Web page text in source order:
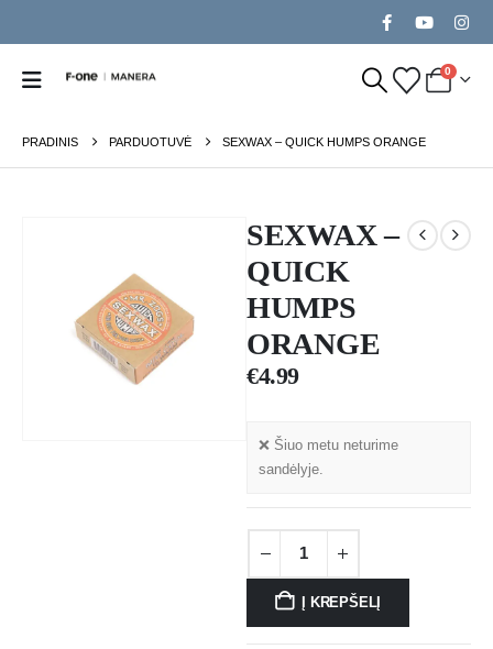
0
PRADINIS PARDUOTUVĖ SEXWAX – QUICK HUMPS ORANGE
SEXWAX –
QUICK
HUMPS
ORANGE
€4.99
❌ Šiuo metu neturime
sandėlyje.
Į KREPŠELĮ